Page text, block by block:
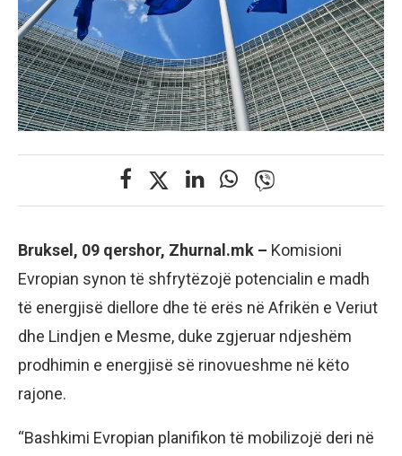
Bruksel, 09 qershor, Zhurnal.mk – Komisioni
Evropian synon të shfrytëzojë potencialin e madh
të energjisë diellore dhe të erës në Afrikën e Veriut
dhe Lindjen e Mesme, duke zgjeruar ndjeshëm
prodhimin e energjisë së rinovueshme në këto
rajone.
“Bashkimi Evropian planifikon të mobilizojë deri në